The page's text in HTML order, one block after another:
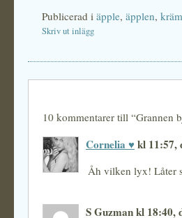
Publicerad i äpple, äpplen, kräm
Skriv ut inlägg
10 kommentarer till “Grannen
Cornelia ♥ kl 11:57,
Åh vilken lyx! Låter
S Guzman kl 18:40,